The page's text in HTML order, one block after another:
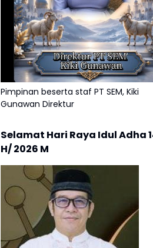
Pimpinan beserta staf PT SEM, Kiki
Gunawan Direktur
Selamat Hari Raya Idul Adha
H/ 2026 M